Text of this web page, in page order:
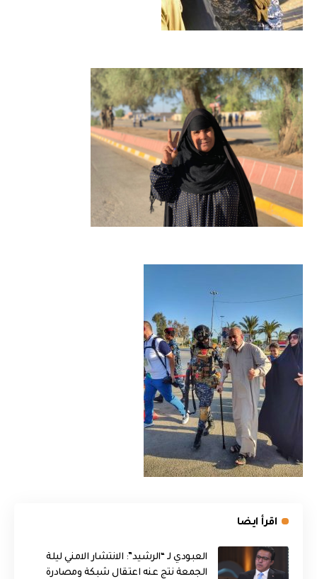
اقرأ ايضا
العبودي لـ “الرشيد”: الانتشار الامني ليلة
الجمعة نتج عنه اعتقال شبكة ومصادرة